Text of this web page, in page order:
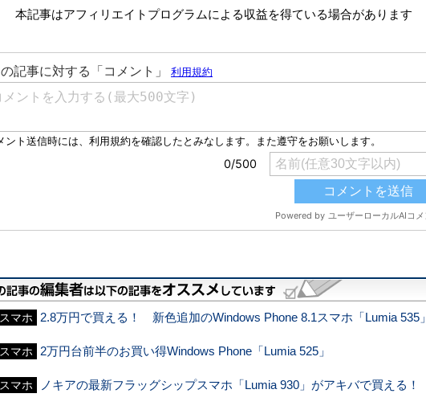
本記事はアフィリエイトプログラムによる収益を得ている場合があります
スマホ 2.8万円で買える！ 新色追加のWindows Phone 8.1スマホ「Lumia 535」
スマホ 2万円台前半のお買い得Windows Phone「Lumia 525」
スマホ ノキアの最新フラッグシップスマホ「Lumia 930」がアキバで買える！